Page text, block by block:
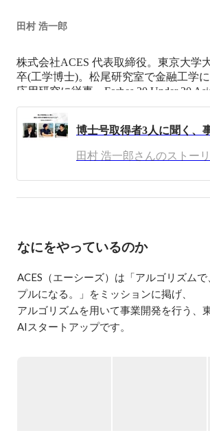
田村 浩一郎
株式会社ACES 代表取締役。東京大学
卒(工学博士)。松尾研究室で金融工学
応用研究に従事。Forbes 30 Under 30
Technology部門に選出。GCI講座優秀
秀賞、トヨタ・ドワンゴ高度人工知能
に関わる様々な賞を受賞。2017年、「
はもっとシンプルになる」というビジ
創業。アカデミアと事業の接合を意識
がら自らも博士号を3年で取得した。
田村 浩一郎さんのストー
なにをやっているのか
ACES（エーシーズ）は「アルゴリズム
プルになる。」をミッションに掲げ、
アルゴリズムを用いて事業開発を行う、
AIスタートアップです。